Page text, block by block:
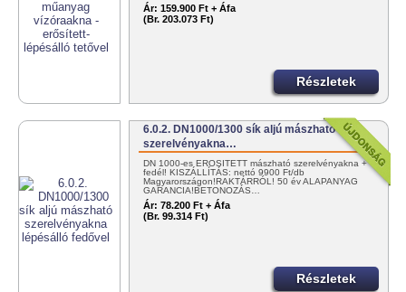
Ár: 159.900 Ft + Áfa
(Br. 203.073 Ft)
Részletek
6.0.2. DN1000/1300 sík aljú mászható
szerelvényakna…
DN 1000-es ERŐSÍTETT mászható szerelvényakna +
fedél! KISZÁLLÍTÁS: nettó 9900 Ft/db
Magyarországon!RAKTÁRRÓL! 50 év ALAPANYAG
GARANCIA!BETONOZÁS…
Ár: 78.200 Ft + Áfa
(Br. 99.314 Ft)
Részletek